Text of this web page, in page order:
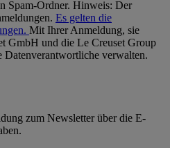
Spam-Ordner. Hinweis: Der
Es gelten die
Mit Ihrer Anmeldung, sie
GmbH und die Le Creuset Group
Datenverantwortliche verwalten.
zum Newsletter über die E-